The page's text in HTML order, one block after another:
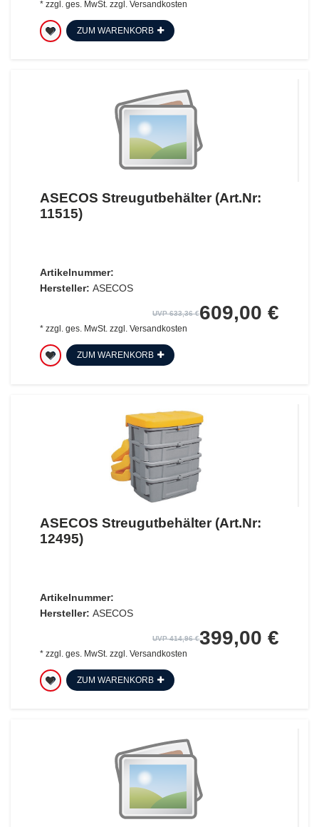
* zzgl. ges. MwSt. zzgl. Versandkosten
ZUM WARENKORB
ASECOS Streugutbehälter (Art.Nr:
11515)
Artikelnummer:
Hersteller: ASECOS
UVP 633,36 €609,00 €
* zzgl. ges. MwSt.zzgl. Versandkosten
ZUM WARENKORB
ASECOS Streugutbehälter (Art.Nr:
12495)
Artikelnummer:
Hersteller: ASECOS
UVP 414,96 €399,00 €
* zzgl. ges. MwSt. zzgl. Versandkosten
ZUM WARENKORB